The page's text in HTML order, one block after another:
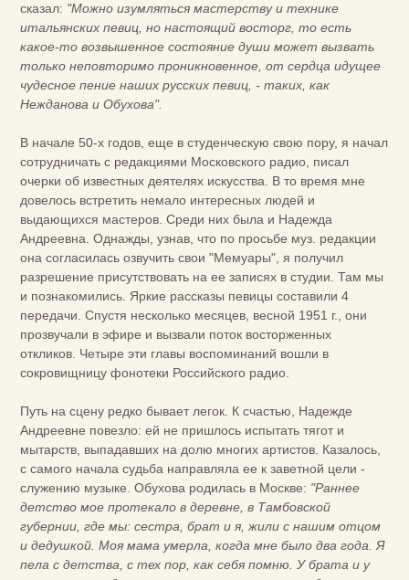
сказал: "Можно изумляться мастерству и технике
итальянских певиц, но настоящий восторг, то есть
какое-то возвышенное состояние души может вызвать
только неповторимо проникновенное, от сердца идущее
чудесное пение наших русских певиц, - таких, как
Нежданова и Обухова".
В начале 50-х годов, еще в студенческую свою пору, я начал
сотрудничать с редакциями Московского радио, писал
очерки об известных деятелях искусства. В то время мне
довелось встретить немало интересных людей и
выдающихся мастеров. Среди них была и Надежда
Андреевна. Однажды, узнав, что по просьбе муз. редакции
она согласилась озвучить свои "Мемуары", я получил
разрешение присутствовать на ее записях в студии. Там мы
и познакомились. Яркие рассказы певицы составили 4
передачи. Спустя несколько месяцев, весной 1951 г., они
прозвучали в эфире и вызвали поток восторженных
откликов. Четыре эти главы воспоминаний вошли в
сокровищницу фонотеки Российского радио.
Путь на сцену редко бывает легок. К счастью, Надежде
Андреевне повезло: ей не пришлось испытать тягот и
мытарств, выпадавших на долю многих артистов. Казалось,
с самого начала судьба направляла ее к заветной цели -
служению музыке. Обухова родилась в Москве: "Раннее
детство мое протекало в деревне, в Тамбовской
губернии, где мы: сестра, брат и я, жили с нашим отцом
и дедушкой. Моя мама умерла, когда мне было два года. Я
пела с детства, с тех пор, как себя помню. У брата и у